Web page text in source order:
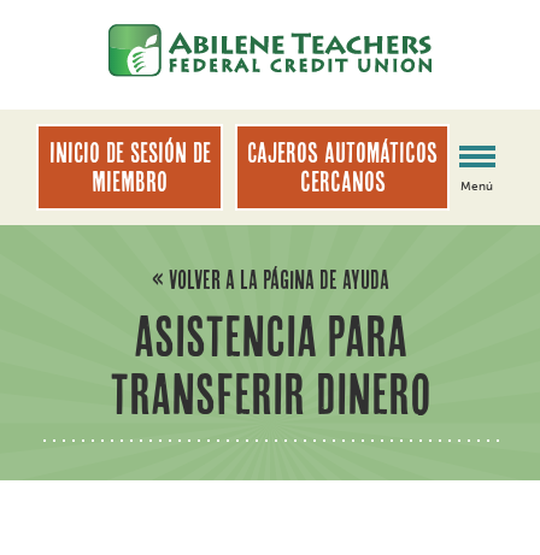
de
sesión
web
INICIO DE SESIÓN DE
MIEMBRO
Cajeros automáticos
cercanos
Menú
« VOLVER A LA PÁGINA DE AYUDA
ASISTENCIA PARA
TRANSFERIR DINERO